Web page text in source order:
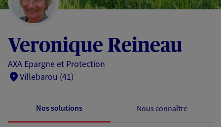
Veronique Reineau
AXA Epargne et Protection
Villebarou (41)
Nos solutions Nous connaître